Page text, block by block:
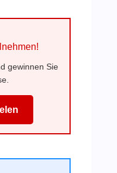
gewinnen Sie